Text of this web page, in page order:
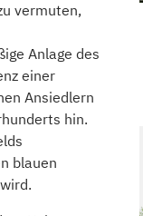
vermuten,
Anlage des
einer
Ansiedlern
hin.
blauen